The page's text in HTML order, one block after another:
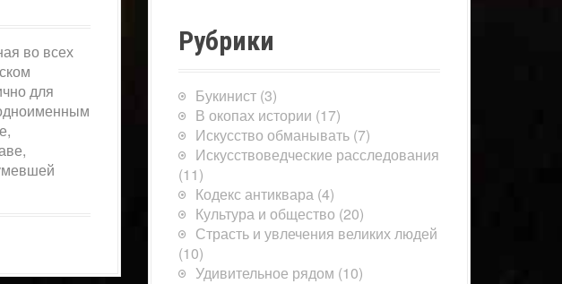
во всех
для
Рубрики
Букинист (3)
В окопах истории (17)
Искусство обманывать (7)
Искусствоведческие расследования
(11)
Кодекс антиквара (4)
Культура и общество (20)
Страсть и увлечения великих людей
(10)
Удивительное рядом (10)